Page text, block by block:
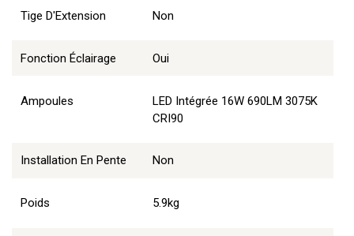
Tige D'Extension Non
Fonction Éclairage Oui
Ampoules
LED Intégrée 16W 690LM 3075K
CRI90
Installation En Pente Non
Poids 5.9kg